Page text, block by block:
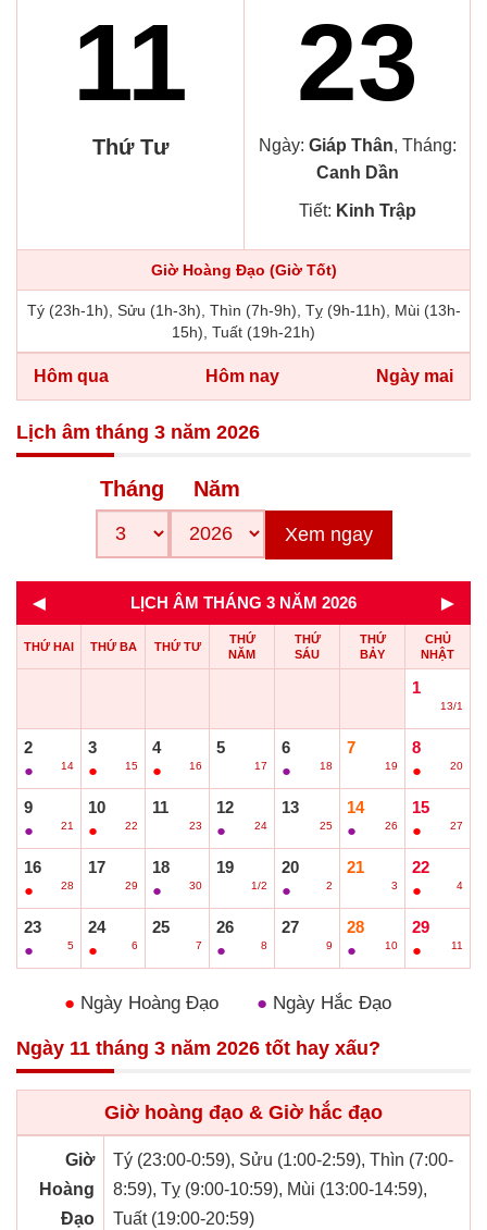
11
Thứ Tư
23
Ngày: Giáp Thân, Tháng:
Canh Dần
Tiết: Kinh Trập
Giờ Hoàng Đạo (Giờ Tốt)
Tý (23h-1h), Sửu (1h-3h), Thìn (7h-9h), Tỵ (9h-11h), Mùi (13h-
15h), Tuất (19h-21h)
Hôm qua Hôm nay Ngày mai
Lịch âm tháng 3 năm 2026
Tháng Năm
Xem ngay
◄ LỊCH ÂM THÁNG 3 NĂM 2026 ►
THỨ HAI THỨ BA THỨ TƯ
THỨ
NĂM
THỨ
SÁU
THỨ
BẢY
CHỦ
NHẬT
1
13/1
2
●
14
3
●
15
4
●
16
5
17
6
●
18
7
19
8
●
20
9
●
21
10
●
22
11
23
12
●
24
13
25
14
●
26
15
●
27
16
●
28
17
29
18
●
30
19
1/2
20
●
2
21
3
22
●
4
23
●
5
24
●
6
25
7
26
●
8
27
9
28
●
10
29
●
11
● Ngày Hoàng Đạo ● Ngày Hắc Đạo
Ngày 11 tháng 3 năm 2026 tốt hay xấu?
Giờ hoàng đạo & Giờ hắc đạo
Giờ
Hoàng
Đạo
Tý (23:00-0:59), Sửu (1:00-2:59), Thìn (7:00-
8:59), Tỵ (9:00-10:59), Mùi (13:00-14:59),
Tuất (19:00-20:59)